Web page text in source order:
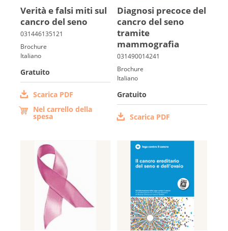
Verità e fal­si miti sul
cancro del seno
Brochure
Italiano
Gratuito
Scarica PDF
Nel carrello della
spesa
Diagno­si pre­coce del
cancro del seno
tramite
mammografia
Brochure
Italiano
Gratuito
Scarica PDF